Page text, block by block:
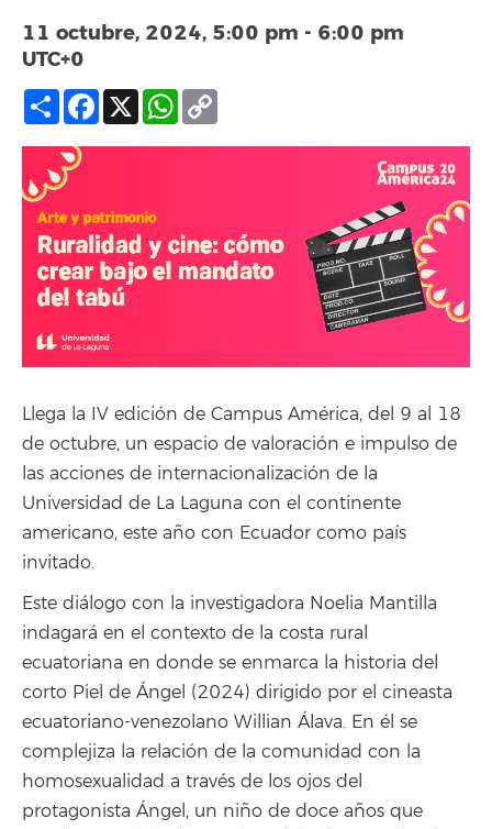
11 octubre, 2024, 5:00 pm - 6:00 pm
UTC+0
Compartir
Facebook
X WhatsApp
Llega la IV edición de Campus América, del 9 al 18
de octubre, un espacio de valoración e impulso de
las acciones de internacionalización de la
Universidad de La Laguna con el continente
americano, este año con Ecuador como país
invitado.
Este diálogo con la investigadora Noelia Mantilla
indagará en el contexto de la costa rural
ecuatoriana en donde se enmarca la historia del
corto Piel de Ángel (2024) dirigido por el cineasta
ecuatoriano-venezolano Willian Álava. En él se
complejiza la relación de la comunidad con la
homosexualidad a través de los ojos del
protagonista Ángel, un niño de doce años que